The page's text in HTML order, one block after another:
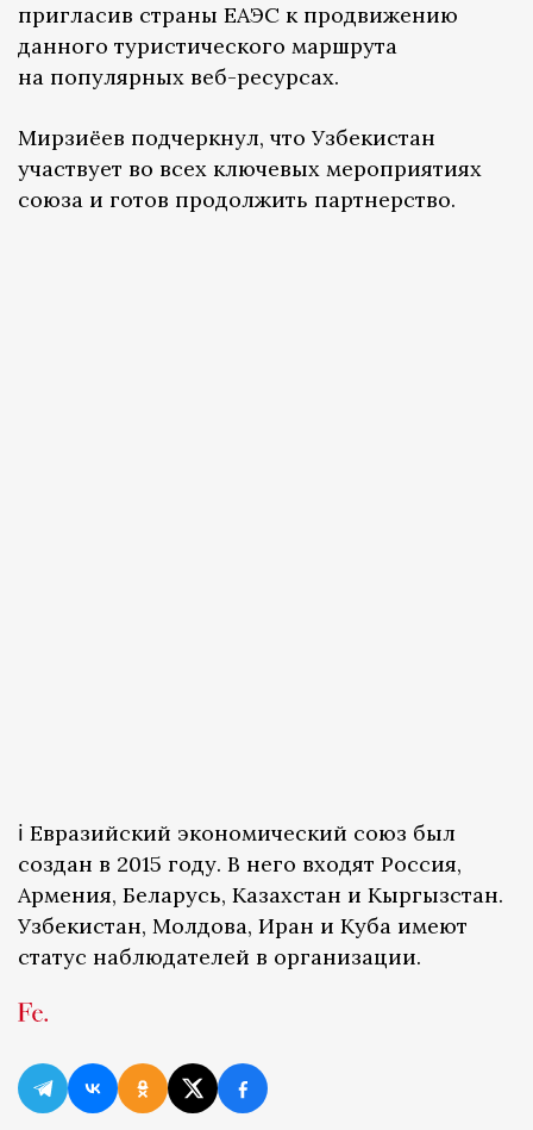
пригласив страны ЕАЭС к продвижению
данного туристического маршрута
на популярных веб-ресурсах.
Мирзиёев подчеркнул, что Узбекистан
участвует во всех ключевых мероприятиях
союза и готов продолжить партнерство.
ℹ️ Евразийский экономический союз был
создан в 2015 году. В него входят Россия,
Армения, Беларусь, Казахстан и Кыргызстан.
Узбекистан, Молдова, Иран и Куба имеют
статус наблюдателей в организации.